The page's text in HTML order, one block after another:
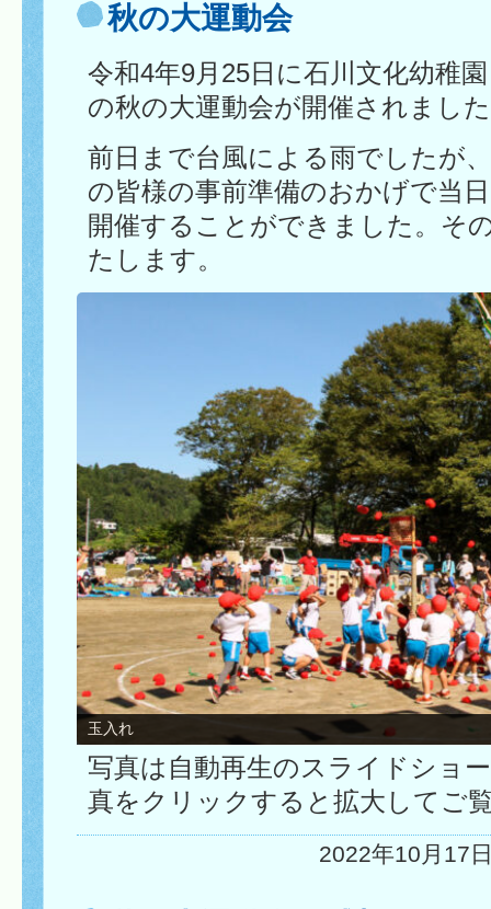
秋の大運動会
令和4年9月25日に石川文化幼稚
の秋の大運動会が開催されまし
前日まで台風による雨でしたが
の皆様の事前準備のおかげで当
開催することができました。そ
たします。
年中児・個人走
写真は自動再生のスライドショ
真をクリックすると拡大してご
2022年10月17